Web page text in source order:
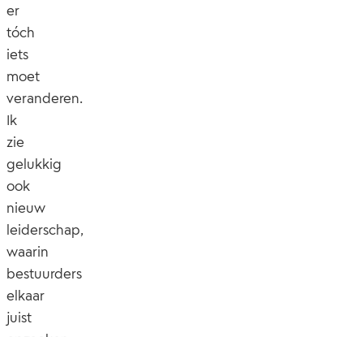
er
tóch
iets
moet
veranderen.
Ik
zie
gelukkig
ook
nieuw
leiderschap,
waarin
bestuurders
elkaar
juist